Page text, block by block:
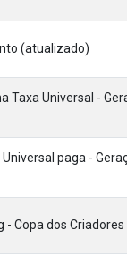
(atualizado)
Taxa Universal -
paga -
Copa dos Criadores